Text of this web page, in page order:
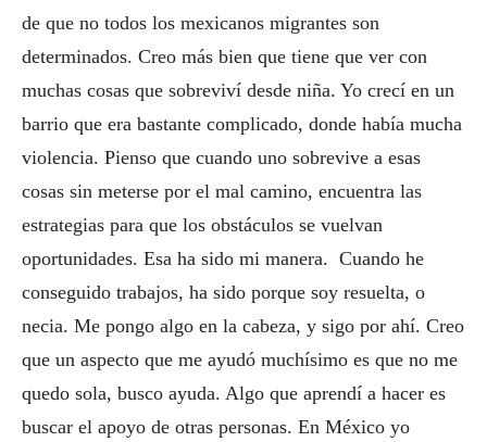
de que no todos los mexicanos migrantes son
determinados. Creo más bien que tiene que ver con
muchas cosas que sobreviví desde niña. Yo crecí en un
barrio que era bastante complicado, donde había mucha
violencia. Pienso que cuando uno sobrevive a esas
cosas sin meterse por el mal camino, encuentra las
estrategias para que los obstáculos se vuelvan
oportunidades. Esa ha sido mi manera. Cuando he
conseguido trabajos, ha sido porque soy resuelta, o
necia. Me pongo algo en la cabeza, y sigo por ahí. Creo
que un aspecto que me ayudó muchísimo es que no me
quedo sola, busco ayuda. Algo que aprendí a hacer es
buscar el apoyo de otras personas. En México yo